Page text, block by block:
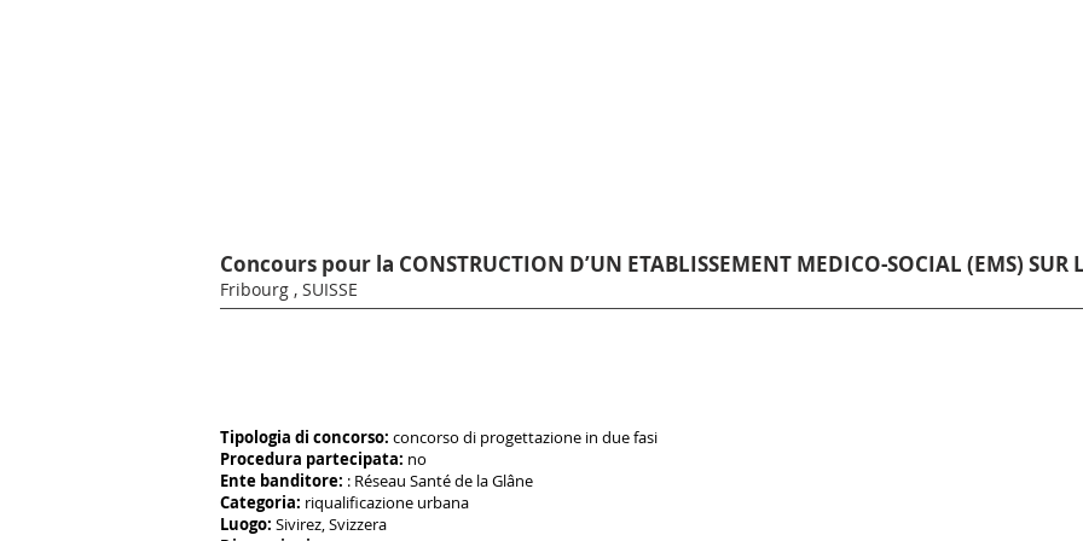
Concours pour la CONSTRUCTION D’UN ETABLISSEMENT MEDICO-SOCIAL (EMS) SUR
Fribourg , SUISSE
Tipologia di concorso: concorso di progettazione in due fasi
Procedura partecipata: no
Ente banditore: : Réseau Santé de la Glâne
Categoria: riqualificazione urbana
Luogo: Sivirez, Svizzera